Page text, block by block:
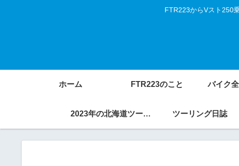
FTR223からVスト250
ホーム FTR223のこと バイク
2023年の北海道ツーリング ツーリング日誌